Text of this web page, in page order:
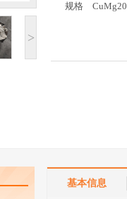
>
规格 CuMg20
基本信息